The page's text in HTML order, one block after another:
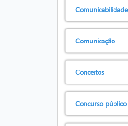
Comunicabilidade
Comunicação
Conceitos
Concurso público